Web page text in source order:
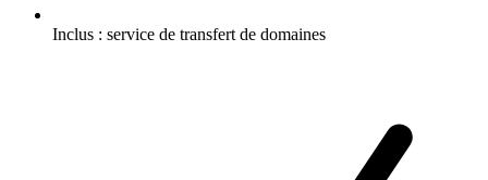
Inclus : service de transfert de domaines